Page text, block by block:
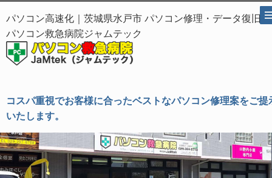
パソコン高速化｜茨城県水戸市 パソコン修理・データ復旧
パソコン救急病院ジャムテック
コスパ重視でお客様に合ったベストなパソコン修理案をご提
いたします。